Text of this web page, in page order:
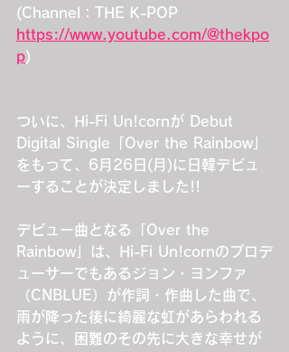
(Channel：THE K-POP
https://www.youtube.com/@thekpo
p)
ついに、Hi-Fi Un!cornが Debut
Digital Single「Over the Rainbow」
をもって、6月26日(月)に日韓デビュ
ーすることが決定しました!!
デビュー曲となる「Over the
Rainbow」は、Hi-Fi Un!cornのプロデ
ューサーでもあるジョン・ヨンファ
（CNBLUE）が作詞・作曲した曲で、
雨が降った後に綺麗な虹があらわれる
ように、困難のその先に大きな幸せが